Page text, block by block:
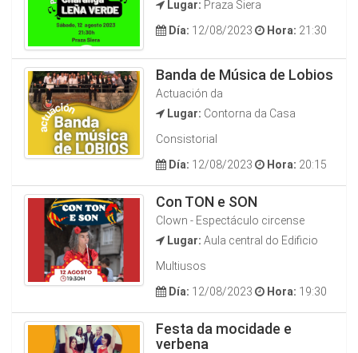
Lugar: Praza Siera
Día: 12/08/2023 Hora: 21:30
Banda de Música de Lobios
Actuación da
Lugar: Contorna da Casa
Consistorial
Día: 12/08/2023 Hora: 20:15
Con TON e SON
Clown - Espectáculo circense
Lugar: Aula central do Edificio
Multiusos
Día: 12/08/2023 Hora: 19:30
Festa da mocidade e
verbena